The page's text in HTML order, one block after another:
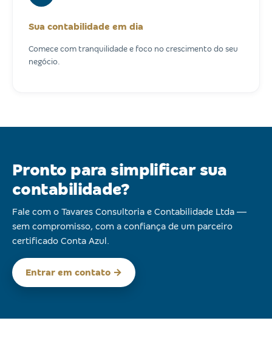
Sua contabilidade em dia
Comece com tranquilidade e foco no crescimento do seu
negócio.
Pronto para simplificar sua
contabilidade?
Fale com o Tavares Consultoria e Contabilidade Ltda —
sem compromisso, com a confiança de um parceiro
certificado Conta Azul.
Entrar em contato →